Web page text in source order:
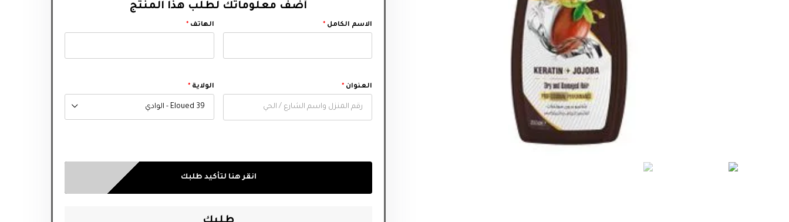
أضف معلوماتك لطلب هذا المنتج‬
الاسم الكامل * الهاتف*
العنوان * الولاية *
39 Eloued - الوادي
انقر هنا لتأكيد طلبك